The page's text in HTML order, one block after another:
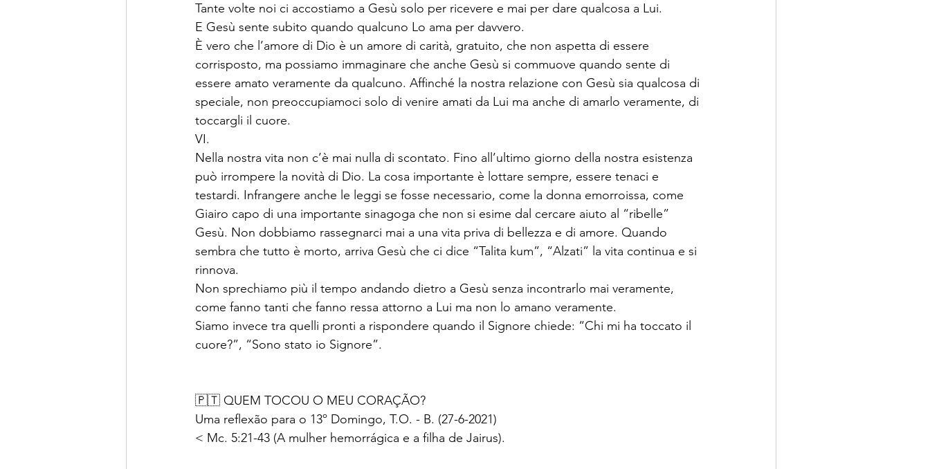
Tante volte noi ci accostiamo a Gesù solo per ricevere e mai per dare qualcosa a Lui.
E Gesù sente subito quando qualcuno Lo ama per davvero.
È vero che l’amore di Dio è un amore di carità, gratuito, che non aspetta di essere
corrisposto, ma possiamo immaginare che anche Gesù si commuove quando sente di
essere amato veramente da qualcuno. Affinché la nostra relazione con Gesù sia qualcosa di
speciale, non preoccupiamoci solo di venire amati da Lui ma anche di amarlo veramente, di
toccargli il cuore.
VI.
Nella nostra vita non c’è mai nulla di scontato. Fino all’ultimo giorno della nostra esistenza
può irrompere la novità di Dio. La cosa importante è lottare sempre, essere tenaci e
testardi. Infrangere anche le leggi se fosse necessario, come la donna emorroissa, come
Giairo capo di una importante sinagoga che non si esime dal cercare aiuto al “ribelle”
Gesù. Non dobbiamo rassegnarci mai a una vita priva di bellezza e di amore. Quando
sembra che tutto è morto, arriva Gesù che ci dice “Talita kum”, “Alzati” la vita continua e si
rinnova.
Non sprechiamo più il tempo andando dietro a Gesù senza incontrarlo mai veramente,
come fanno tanti che fanno ressa attorno a Lui ma non lo amano veramente.
Siamo invece tra quelli pronti a rispondere quando il Signore chiede: “Chi mi ha toccato il
cuore?”, “Sono stato io Signore”.
🇵🇹 QUEM TOCOU O MEU CORAÇÃO?
Uma reflexão para o 13º Domingo, T.O. - B. (27-6-2021)
< Mc. 5:21-43 (A mulher hemorrágica e a filha de Jairus).